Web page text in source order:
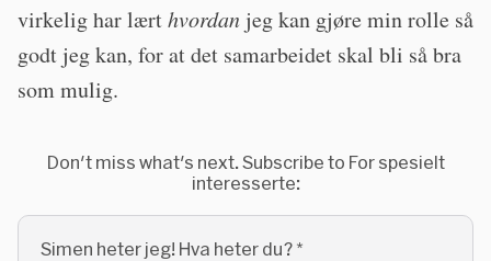
virkelig har lærthvordan jeg kan gjøre min rolle så
godt jeg kan, for at det samarbeidet skal bli så bra
som mulig.
Don't miss what's next. Subscribe to For spesielt
interesserte:
Simen heter jeg! Hva heter du? *